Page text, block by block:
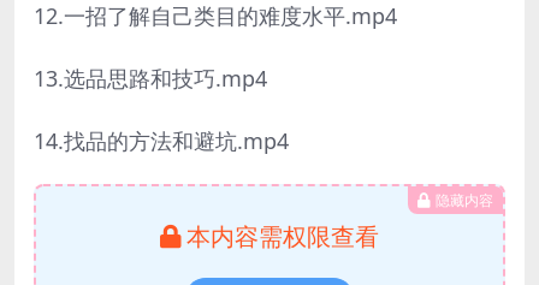
12.一招了解自己类目的难度水平.mp4
13.选品思路和技巧.mp4
14.找品的方法和避坑.mp4
隐藏内容
本内容需权限查看